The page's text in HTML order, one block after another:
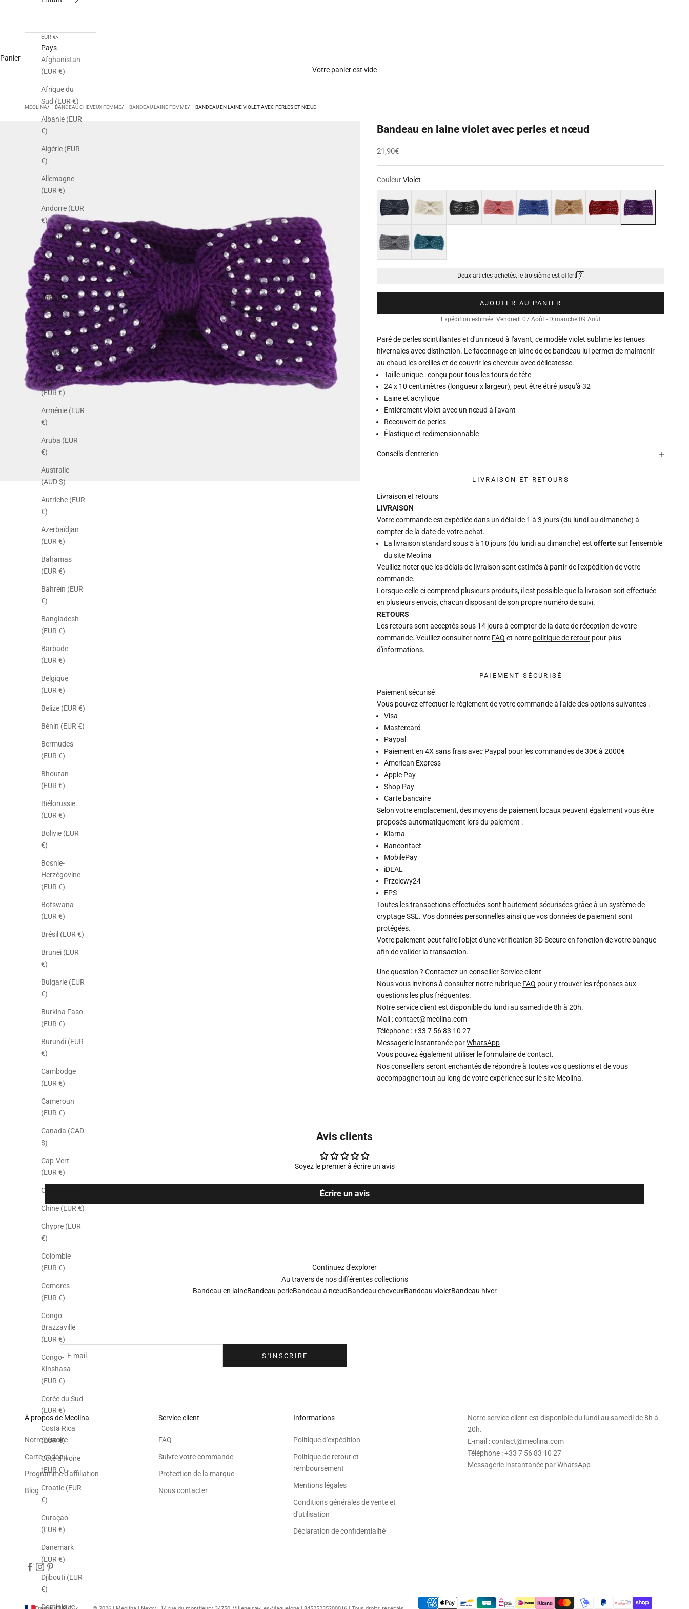
EUR €
Pays
Afghanistan
(EUR €)
Afrique du
Sud (EUR €)
Albanie (EUR
€)
Algérie (EUR
€)
Allemagne
(EUR €)
Andorre (EUR
€)
Angola (EUR
€)
Anguilla (EUR
€)
Antigua-et-
Barbuda
(EUR €)
Arabie
saoudite
(EUR €)
Argentine
(EUR €)
Arménie (EUR
€)
Aruba (EUR
€)
Australie
(AUD $)
Autriche (EUR
€)
Azerbaïdjan
(EUR €)
Bahamas
(EUR €)
Bahreïn (EUR
€)
Bangladesh
(EUR €)
Barbade
(EUR €)
Belgique
(EUR €)
Belize (EUR €)
Bénin (EUR €)
Bermudes
(EUR €)
Bhoutan
(EUR €)
Biélorussie
(EUR €)
Bolivie (EUR
€)
Bosnie-
Herzégovine
(EUR €)
Botswana
(EUR €)
Brésil (EUR €)
Brunei (EUR
€)
Bulgarie (EUR
€)
Burkina Faso
(EUR €)
Burundi (EUR
€)
Cambodge
(EUR €)
Cameroun
(EUR €)
Canada (CAD
$)
Cap-Vert
(EUR €)
Chili (EUR €)
Chine (EUR €)
Chypre (EUR
€)
Colombie
(EUR €)
Comores
(EUR €)
Congo-
Brazzaville
(EUR €)
Congo-
Kinshasa
(EUR €)
Corée du Sud
(EUR €)
Costa Rica
(EUR €)
Côte d’Ivoire
(EUR €)
Croatie (EUR
€)
Curaçao
(EUR €)
Danemark
(EUR €)
Djibouti (EUR
€)
Dominique
Panier
Votre panier est vide
MEOLINA BANDEAU CHEVEUX FEMME BANDEAU LAINE FEMME BANDEAU EN LAINE VIOLET AVEC PERLES ET NŒUD
Bandeau en laine violet avec perles et nœud
Prix de vente
21,90€
Couleur:Violet
Deux articles achetés, le troisième est offert
AJOUTER AU PANIER
Expédition estimée: Vendredi 07 Août - Dimanche 09 Août
Paré de perles scintillantes et d'un nœud à l'avant, ce modèle violet sublime les tenues
hivernales avec distinction. Le façonnage en laine de ce bandeau lui permet de maintenir
au chaud les oreilles et de couvrir les cheveux avec délicatesse.
Taille unique : conçu pour tous les tours de tête
24 x 10 centimètres (longueur x largeur), peut être étiré jusqu'à 32
Laine et acrylique
Entièrement violet avec un nœud à l'avant
Recouvert de perles
Élastique et redimensionnable
Conseils d'entretien
LIVRAISON ET RETOURS
Livraison et retours
LIVRAISON
Votre commande est expédiée dans un délai de 1 à 3 jours (du lundi au dimanche) à
compter de la date de votre achat.
La livraison standard sous 5 à 10 jours (du lundi au dimanche) estoffertesur l'ensemble
du site Meolina
Veuillez noter que les délais de livraison sont estimés à partir de l'expédition de votre
commande.
Lorsque celle-ci comprend plusieurs produits, il est possible que la livraison soit effectuée
en plusieurs envois, chacun disposant de son propre numéro de suivi.
RETOURS
Les retours sont acceptés sous 14 jours à compter de la date de réception de votre
commande. Veuillez consulter notre FAQ et notre politique de retour pour plus
d'informations.
PAIEMENT SÉCURISÉ
Paiement sécurisé
Vous pouvez effectuer le règlement de votre commande à l'aide des options suivantes :
Visa
Mastercard
Paypal
Paiement en 4X sans frais avec Paypal pour les commandes de 30€ à 2000€
American Express
Apple Pay
Shop Pay
Carte bancaire
Selon votre emplacement, des moyens de paiement locaux peuvent également vous être
proposés automatiquement lors du paiement :
Klarna
Bancontact
MobilePay
iDEAL
Przelewy24
EPS
Toutes les transactions effectuées sont hautement sécurisées grâce à un système de
cryptage SSL. Vos données personnelles ainsi que vos données de paiement sont
protégées.
Votre paiement peut faire l'objet d'une vérification 3D Secure en fonction de votre banque
afin de valider la transaction.
Une question ? Contactez un conseiller Service client
Nous vous invitons à consulter notre rubrique FAQ pour y trouver les réponses aux
questions les plus fréquentes.
Notre service client est disponible du lundi au samedi de 8h à 20h.
Mail : contact@meolina.com
Téléphone : +33 7 56 83 10 27
Messagerie instantanée parWhatsApp
Vous pouvez également utiliser leformulaire de contact.
Nos conseillers seront enchantés de répondre à toutes vos questions et de vous
accompagner tout au long de votre expérience sur le site Meolina.
Avis clients
Soyez le premier à écrire un avis
Écrire un avis
Continuez d'explorer
Au travers de nos différentes collections
Bandeau en laineBandeau perleBandeau à nœudBandeau cheveuxBandeau violetBandeau hiver
S'INSCRIRE
À propos de Meolina
Notre histoire
Carte cadeau
Programme d'affiliation
Blog
Service client
FAQ
Suivre votre commande
Protection de la marque
Nous contacter
Informations
Politique d'expédition
Politique de retour et
remboursement
Mentions légales
Conditions générales de vente et
d'utilisation
Déclaration de confidentialité
Notre service client est disponible du lundi au samedi de 8h à
20h.
E-mail : contact@meolina.com
Téléphone : +33 7 56 83 10 27
Messagerie instantanée parWhatsApp